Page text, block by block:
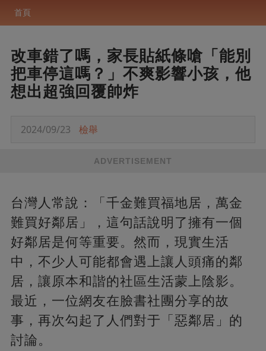
首頁
改車錯了嗎，家長貼紙條嗆「能別
把車停這嗎？」不爽影響小孩，他
想出超強回覆帥炸
2024/09/23 檢舉
ADVERTISEMENT
台灣人常說：「千金難買福地居，萬金
難買好鄰居」，這句話說明了擁有一個
好鄰居是何等重要。然而，現實生活
中，不少人可能都會遇上讓人頭痛的鄰
居，讓原本和諧的社區生活蒙上陰影。
最近，一位網友在臉書社團分享的故
事，再次勾起了人們對于「惡鄰居」的
討論。